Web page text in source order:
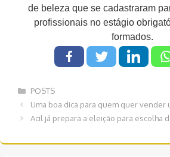
de beleza que se cadastraram
profissionais no estágio
formados.
Categorias
POSTS
Navegação
de
Uma boa dica para quem quer vender
Acil já prepara a eleição para escolha